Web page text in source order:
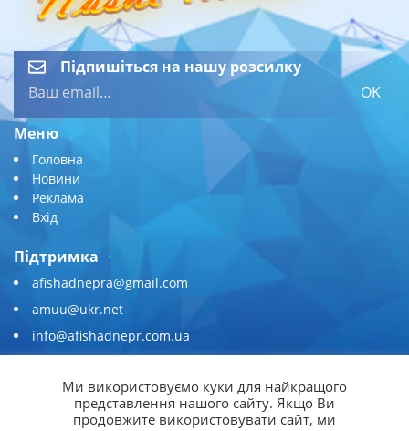
Підпишіться на нашу розсилку
OK
Меню
Головна
Новини
Реклама
Вхід
Підтримка
afishadnepra@gmail.com
amuu@ukr.net
info@afishadnepr.com.ua
Приєднуйтесь
Ми використовуємо куки для найкращого
представлення нашого сайту. Якщо Ви
продовжите використовувати сайт, ми